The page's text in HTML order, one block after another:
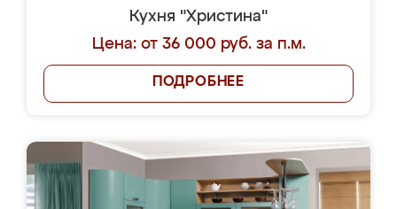
Кухня "Христина"
Цена: от 36 000 руб. за п.м.
ПОДРОБНЕЕ